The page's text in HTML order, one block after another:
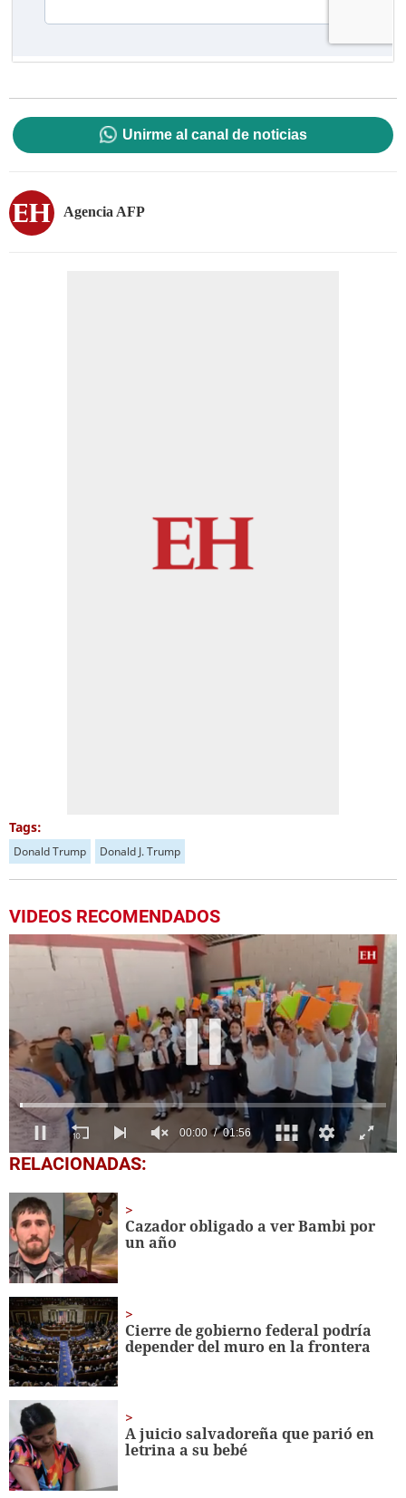
Unirme al canal de noticias
Agencia AFP
Tags:
Donald Trump Donald J. Trump
VIDEOS RECOMENDADOS
0
seconds
1
minute,
56
seconds
RELACIONADAS:
Cazador obligado a ver Bambi por
un año
Cierre de gobierno federal podría
depender del muro en la frontera
A juicio salvadoreña que parió en
letrina a su bebé